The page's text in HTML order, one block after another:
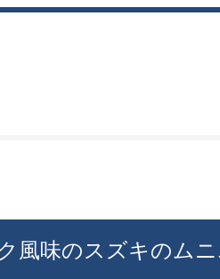
風味のスズキのム